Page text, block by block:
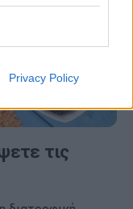
Privacy Policy
τις